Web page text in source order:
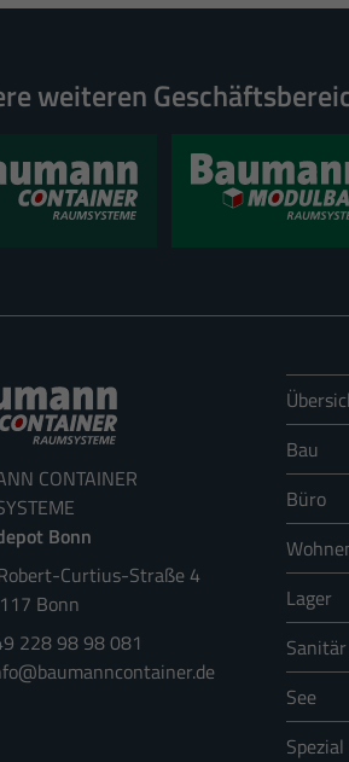
weiteren
CONTAINER
Bonn
Curtius-Straße 4
Bonn
228 98 98 081
Bau
Büro
Lager
Sanitär
See
Spezial
Inhalte von
werden, bedarf der
Statistik Cookies erfassen